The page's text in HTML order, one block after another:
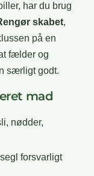
har du brug
skabet,
på en
fælder og
særligt godt.
mad
nødder,
forsvarligt